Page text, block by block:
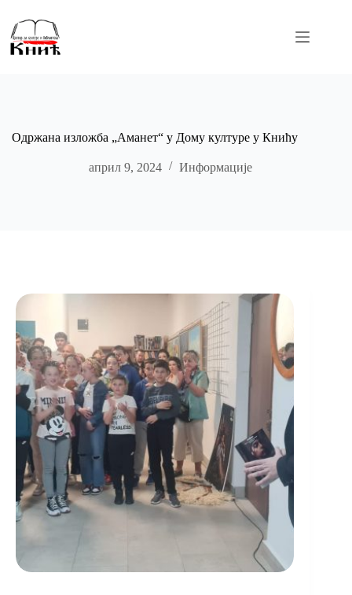
content
Одржана изложба „Аманет“ у Дому културе у Книћу
април 9, 2024 Информације